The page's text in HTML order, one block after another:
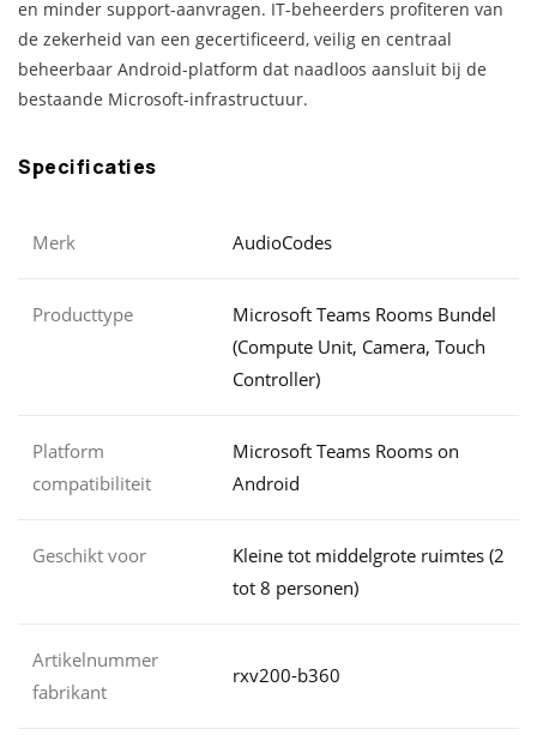
en minder support-aanvragen. IT-beheerders profiteren van
de zekerheid van een gecertificeerd, veilig en centraal
beheerbaar Android-platform dat naadloos aansluit bij de
bestaande Microsoft-infrastructuur.
Specificaties
Merk AudioCodes
Producttype
Microsoft Teams Rooms Bundel
(Compute Unit, Camera, Touch
Controller)
Platform
compatibiliteit
Microsoft Teams Rooms on
Android
Geschikt voor
Kleine tot middelgrote ruimtes (2
tot 8 personen)
Artikelnummer
fabrikant
rxv200-b360